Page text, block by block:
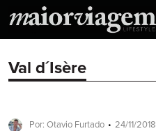
Val d´Isère
Por: Otavio Furtado 24/11/2018